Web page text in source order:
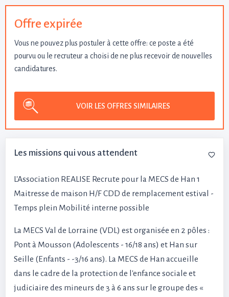
Offre expirée
Vous ne pouvez plus postuler à cette offre: ce poste a été
pourvu ou le recruteur a choisi de ne plus recevoir de nouvelles
candidatures.
VOIR LES OFFRES SIMILAIRES
Les missions qui vous attendent
L'Association REALISE Recrute pour la MECS de Han 1
Maitresse de maison H/F CDD de remplacement estival -
Temps plein Mobilité interne possible
La MECS Val de Lorraine (VDL) est organisée en 2 pôles :
Pont à Mousson (Adolescents - 16/18 ans) et Han sur
Seille (Enfants - -3/16 ans). La MECS de Han accueille
dans le cadre de la protection de l'enfance sociale et
judiciaire des mineurs de 3 à 6 ans sur le groupe des «